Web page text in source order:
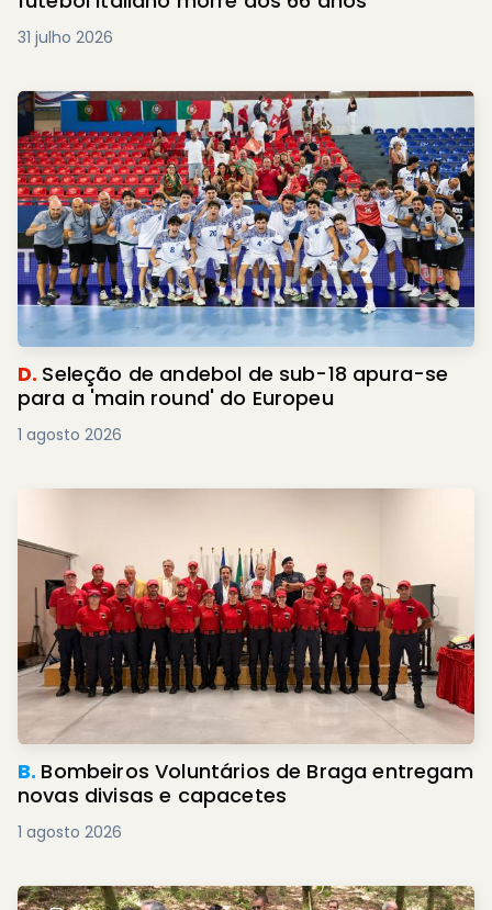
31 julho 2026
D. Seleção de andebol de sub-18 apura-se
para a 'main round' do Europeu
1 agosto 2026
B. Bombeiros Voluntários de Braga entregam
novas divisas e capacetes
1 agosto 2026